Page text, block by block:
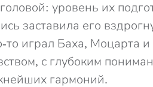
уровень их
заставила его
то играл Баха, Моцарта
с глубоким
гармоний.